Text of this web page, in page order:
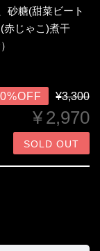
砂糖(甜菜ビート
赤じゃこ)煮干
¥3,300
¥2,970
SOLD OUT